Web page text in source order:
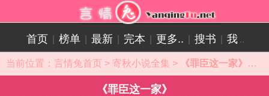
首页 榜单 最新 完本 更多.. 搜书 我 ..
当前位置： 言情兔首页 > 寄秋小说全集 > 《罪臣这一家》小说目录
《罪臣这一家》